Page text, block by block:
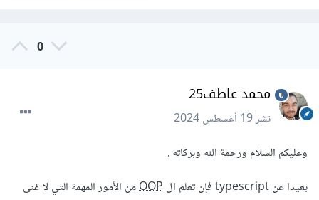
0
محمد عاطف25
نشر19 أغسطس 2024
وعليكم السلام ورحمة الله وبركاته .
بعيدا عن typescript فإن تعلم ال
OOPمن الأمور المهمة التي لا غنى